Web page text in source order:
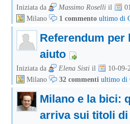
Iniziata da Massimo Roselli il
Milano
1 commento ultimo di
Referendum per
aiuto
Iniziata da Elena Sisti il
10-09-
Milano
32 commenti ultimo di
Milano e la bici:
arriva sui titoli